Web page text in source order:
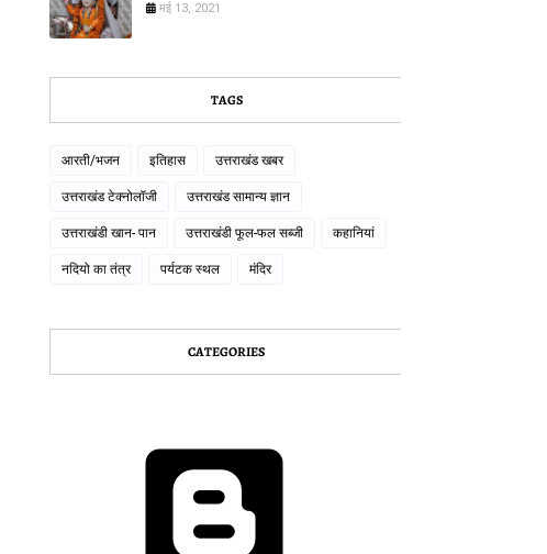
मई 13, 2021
TAGS
आरती/भजन इतिहास उत्तराखंड खबर
उत्तराखंड टेक्नोलॉजी उत्तराखंड सामान्य ज्ञान
उत्तराखंडी खान- पान उत्तराखंडी फूल-फल सब्जी कहानियां
नदियो का तंत्र पर्यटक स्थल मंदिर
CATEGORIES